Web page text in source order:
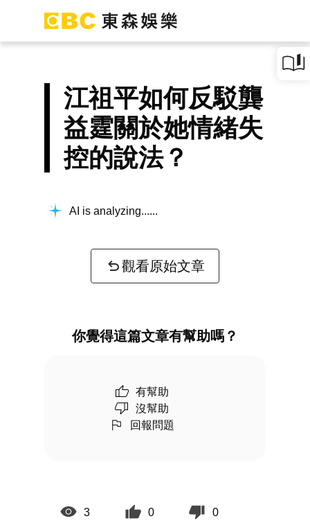
江祖平如何反駁龔
益霆關於她情緒失
控的說法？
AI is analyzing...
觀看原始文章
你覺得這篇文章有幫助嗎？
有幫助
沒幫助
回報問題
3 0 0